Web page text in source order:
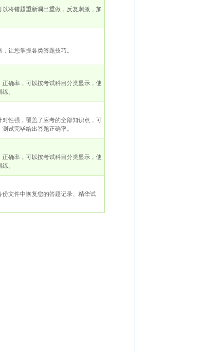
将错题重新调出重做，反复刺激，加
让您掌握各类答题技巧。
确率，可以按考试科目分类显示，使
。
性强，覆盖了应考的全部知识点，可
试完毕给出答题正确率。
确率，可以按考试科目分类显示，使
。
文件中恢复您的答题记录、精华试